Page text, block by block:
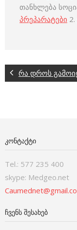
თანხლება
პრეპარატები 2.
რა დროს
ᲙᲝᲜᲢᲐᲥᲢᲘ
Tel.: 577 235 400
skype: Medgeo.net
ᲩᲕᲔᲜᲡ ᲨᲔᲡᲐᲮᲔᲑ